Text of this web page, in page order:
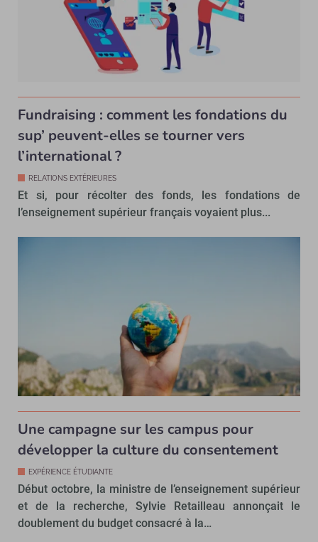
Fundraising : comment les fondations du
sup’ peuvent-elles se tourner vers
l’international ?
RELATIONS EXTÉRIEURES
Et si, pour récolter des fonds, les fondations de
l’enseignement supérieur français voyaient plus...
Une campagne sur les campus pour
développer la culture du consentement
EXPÉRIENCE ÉTUDIANTE
Début octobre, la ministre de l’enseignement supérieur
et de la recherche, Sylvie Retailleau annonçait le
doublement du budget consacré à la…